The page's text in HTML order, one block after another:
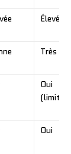
Élevée
Très
Oui
(limitée)
Oui